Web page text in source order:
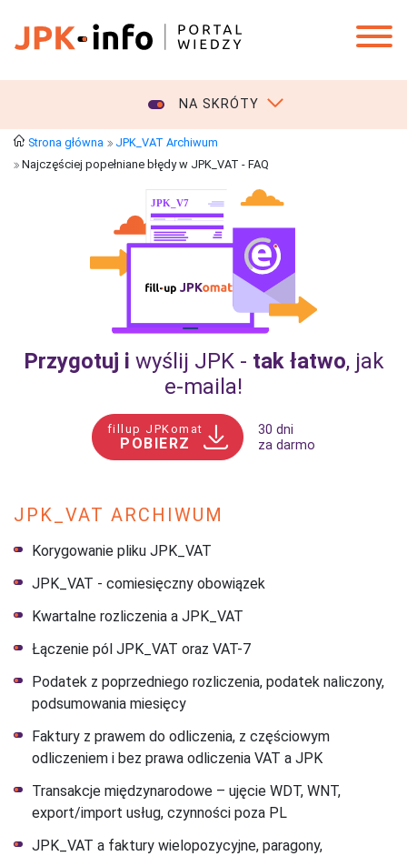
NA SKRÓTY
Strona główna
JPK_VAT Archiwum
Najczęściej popełniane błędy w JPK_VAT - FAQ
Przygotuj i wyślij JPK - tak łatwo, jak
e‑maila!
fillup JPKomat
POBIERZ
30 dni
za darmo
JPK_VAT ARCHIWUM
Korygowanie pliku JPK_VAT
JPK_VAT - comiesięczny obowiązek
Kwartalne rozliczenia a JPK_VAT
Łączenie pól JPK_VAT oraz VAT-7
Podatek z poprzedniego rozliczenia, podatek naliczony,
podsumowania miesięcy
Faktury z prawem do odliczenia, z częściowym
odliczeniem i bez prawa odliczenia VAT a JPK
Transakcje międzynarodowe – ujęcie WDT, WNT,
export/import usług, czynności poza PL
JPK_VAT a faktury wielopozycyjne, paragony,